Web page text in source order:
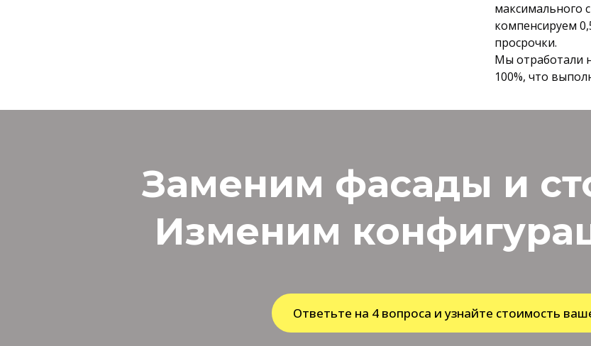
максимального
компенсируем
просрочки.
Мы отработали
100%, что
Заменим фасады и
Изменим
Ответьте на 4 вопроса и узнайте стоимость